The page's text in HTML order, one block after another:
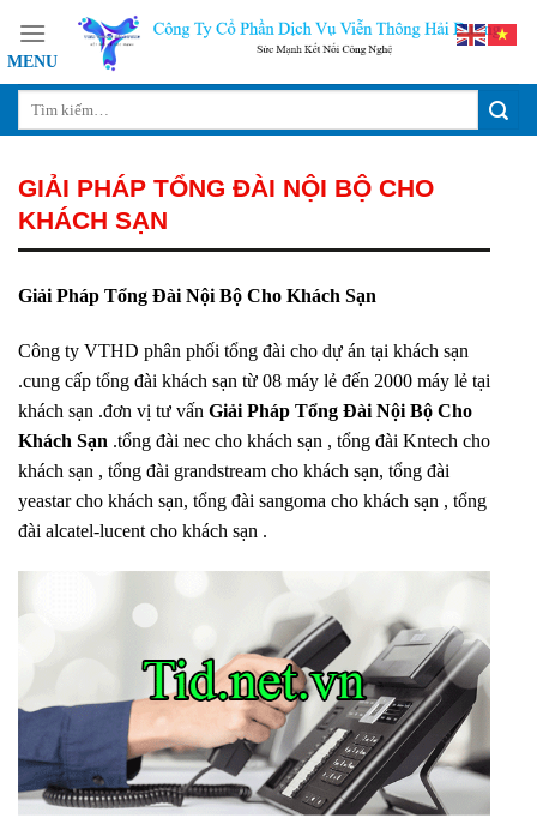
content
GIẢI PHÁP TỔNG ĐÀI NỘI BỘ CHO
KHÁCH SẠN
Giải Pháp Tổng Đài Nội Bộ Cho Khách Sạn
Công ty VTHD phân phối tổng đài cho dự án tại khách sạn
.cung cấp tổng đài khách sạn từ 08 máy lẻ đến 2000 máy lẻ tại
khách sạn .đơn vị tư vấn Giải Pháp Tổng Đài Nội Bộ Cho
Khách Sạn .tổng đài nec cho khách sạn , tổng đài Kntech cho
khách sạn , tổng đài grandstream cho khách sạn, tổng đài
yeastar cho khách sạn, tổng đài sangoma cho khách sạn , tổng
đài alcatel-lucent cho khách sạn .